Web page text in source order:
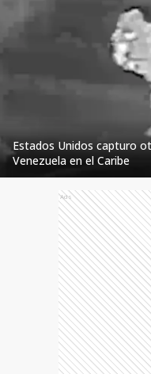
Estados Unidos capturo
Venezuela en el Caribe
Ads